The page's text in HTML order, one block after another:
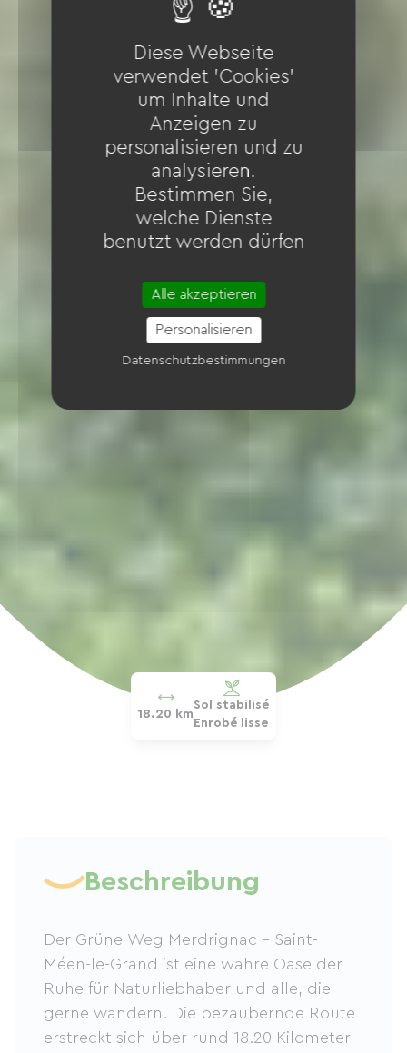
18.20 km
Sol stabilisé
Enrobé lisse
Beschreibung
Der Grüne Weg Merdrignac – Saint-
Méen-le-Grand ist eine wahre Oase der
Ruhe für Naturliebhaber und alle, die
gerne wandern. Die bezaubernde Route
erstreckt sich über rund 18.20 Kilometer
Diese Webseite
verwendet 'Cookies'
um Inhalte und
Anzeigen zu
personalisieren und zu
analysieren.
Bestimmen Sie,
welche Dienste
benutzt werden dürfen
Alle akzeptieren
Personalisieren
Datenschutzbestimmungen